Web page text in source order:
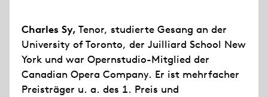
Charles Sy, Tenor, studierte Gesang an der
University of Toronto, der Juilliard School New
York und war Opernstudio-Mitglied der
Canadian Opera Company. Er ist mehrfacher
Preisträger u. a. des 1. Preis und